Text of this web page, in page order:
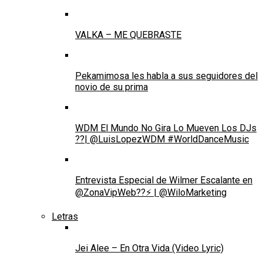
VALKA – ME QUEBRASTE
Pekamimosa les habla a sus seguidores del
novio de su prima
WDM El Mundo No Gira Lo Mueven Los DJs
??| @LuisLopezWDM #WorldDanceMusic
Entrevista Especial de Wilmer Escalante en
@ZonaVipWeb??⚡ | @WiloMarketing
Letras
Jei Alee – En Otra Vida (Video Lyric)